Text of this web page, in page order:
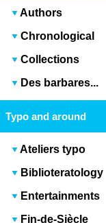
Authors
Chronological
Collections
Des barbares...
Typo and around
Ateliers typo
Biblioteratology
Entertainments
Fin-de-Siècle